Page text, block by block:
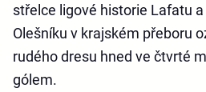
střelce ligové historie Lafatu
Olešníku v krajském přeboru
rudého dresu hned ve čtvrté
gólem.